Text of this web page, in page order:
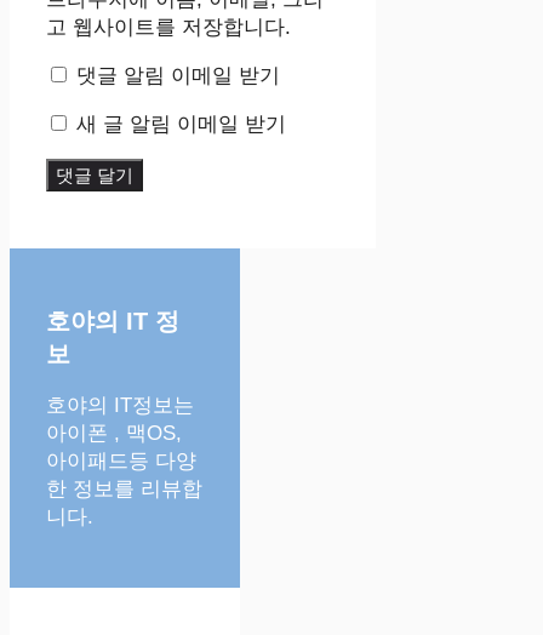
고 웹사이트를 저장합니다.
댓글 알림 이메일 받기
새 글 알림 이메일 받기
호야의 IT 정
보
호야의 IT정보는
아이폰 , 맥OS,
아이패드등 다양
한 정보를 리뷰합
니다.